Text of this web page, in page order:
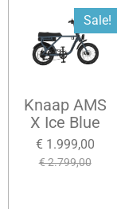
Sale!
Knaap AMS
X Ice Blue
€ 1.999,00
€ 2.799,00